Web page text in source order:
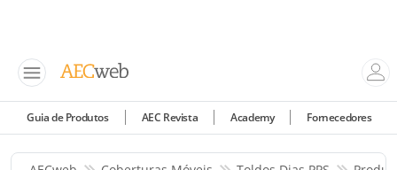
Guia de Produtos AEC Revista Academy Fornecedores